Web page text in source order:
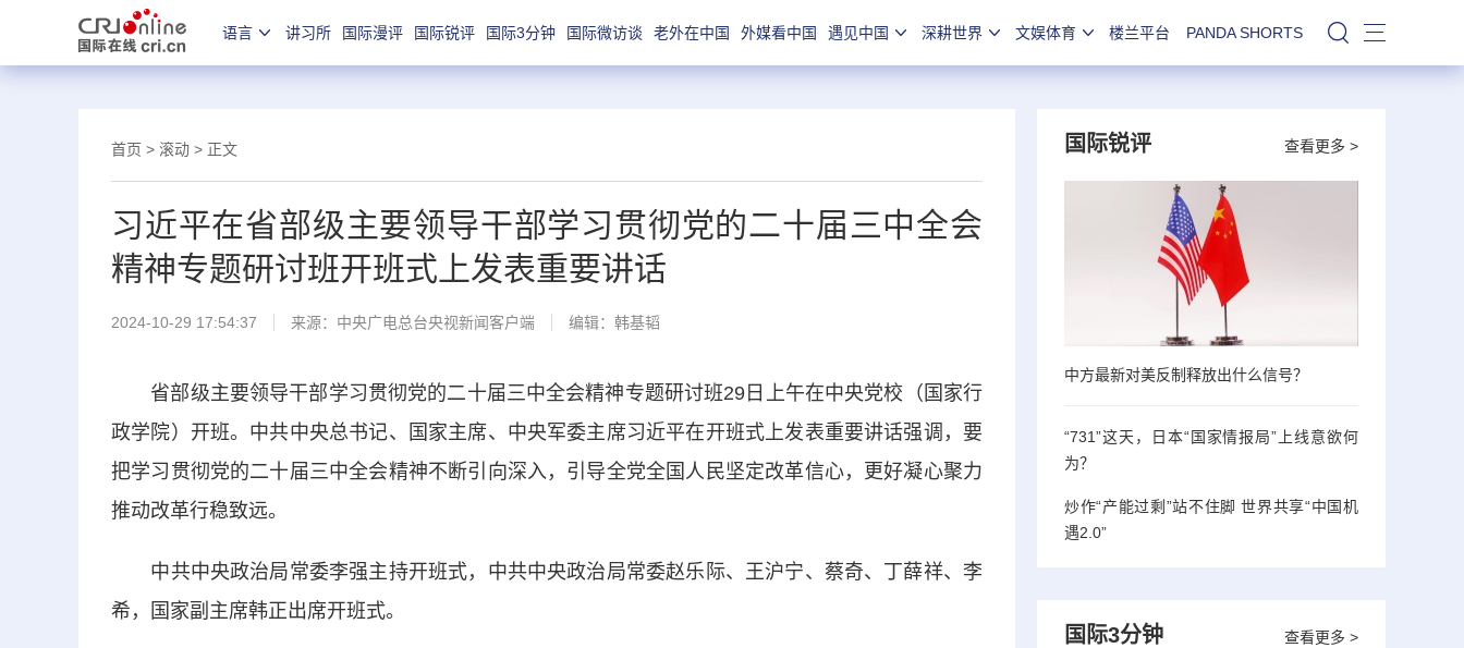
语言 讲习所 国际漫评 国际锐评 国际3分钟 国际微访谈 老外在中国 外媒看中国 遇见中国 深耕世界 文娱体育 楼兰平台 PANDA SHORTS 站内搜索
首页 > 滚动 > 正文
习近平在省部级主要领导干部学习贯彻党的二十届三中全会
精神专题研讨班开班式上发表重要讲话
2024-10-29 17:54:37 来源： 中央广电总台央视新闻客户端 编辑：韩基韬
省部级主要领导干部学习贯彻党的二十届三中全会精神专题研讨班29日上午在中央党校（国家行
政学院）开班。中共中央总书记、国家主席、中央军委主席习近平在开班式上发表重要讲话强调，要
把学习贯彻党的二十届三中全会精神不断引向深入，引导全党全国人民坚定改革信心，更好凝心聚力
推动改革行稳致远。
中共中央政治局常委李强主持开班式，中共中央政治局常委赵乐际、王沪宁、蔡奇、丁薛祥、李
希，国家副主席韩正出席开班式。
查看更多 >
国际锐评
中方最新对美反制释放出什么信号？
“731”这天，日本“国家情报局”上线意欲何
为？
炒作“产能过剩”站不住脚 世界共享“中国机
遇2.0”
查看更多 >
国际3分钟